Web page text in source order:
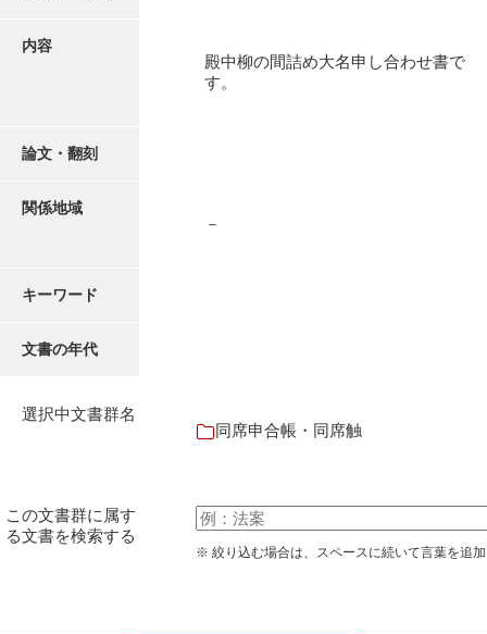
御在所書簡録
御広式日記
御書出控
内容
殿中柳の間詰め大名申し合わせ書で
す。
論文・翻刻
関係地域
－
キーワード
文書の年代
選択中文書群名
同席申合帳・同席触
この文書群に属す
る文書を検索する
※ 絞り込む場合は、スペースに続いて言葉を追